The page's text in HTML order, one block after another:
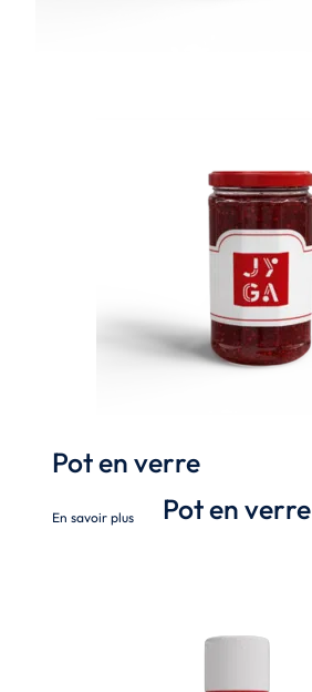
Pot en verre
Pot en verre
En savoir plus